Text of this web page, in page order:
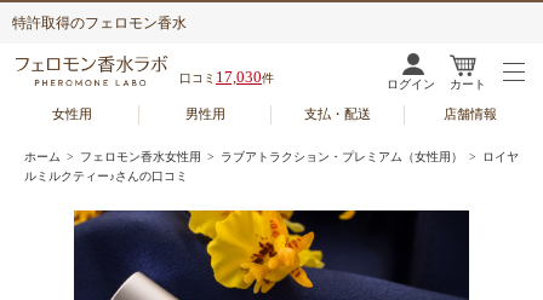
特許取得のフェロモン香水
口コミ 17,030件 ログイン カート
女性用 男性用 支払・配送 店舗情報
ホーム > フェロモン香水女性用 > ラブアトラクション・プレミアム（女性用）
> ロイヤ
ルミルクティー♪さんの口コミ